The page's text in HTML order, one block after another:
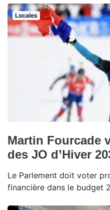
Locales
Martin Fourcade
des JO d’Hiver
Le Parlement doit voter
financière dans le budget